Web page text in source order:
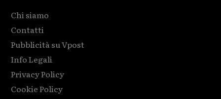
Chi siamo
Contatti
Pubblicità su Vpost
Info Legali
Privacy Policy
Cookie Policy